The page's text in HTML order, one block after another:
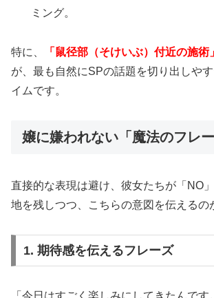
ミング。
特に、
「鼠径部（そけいぶ）付近の施
が、最も自然にSPの話題を切り出しや
イムです。
嬢に嫌われない「魔法のフレ
直接的な表現は避け、彼女たちが「NO
地を残しつつ、こちらの意図を伝えるの
1. 期待感を伝えるフレーズ
「今日はすごく楽しみにしてきたんです